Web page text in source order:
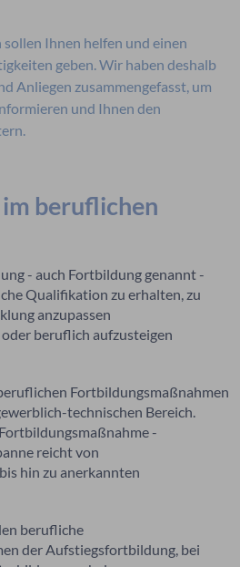
Ihnen helfen und einen
geben. Wir haben deshalb
Anliegen zusammengefasst, um
und Ihnen den
beruflichen
- auch Fortbildung genannt -
Qualifikation zu erhalten, zu
anzupassen
beruflich aufzusteigen
Fortbildungsmaßnahmen
technischen Bereich.
-
reicht von
hin zu anerkannten
berufliche
der Aufstiegsfortbildung, bei